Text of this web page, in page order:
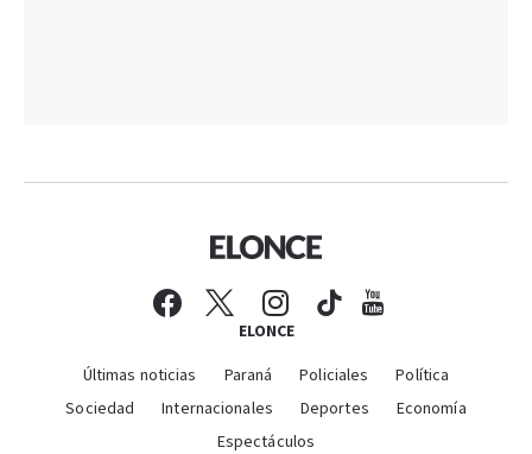
ELONCE
Últimas noticias Paraná Policiales
Política
Sociedad
Internacionales Deportes
Economía
Espectáculos